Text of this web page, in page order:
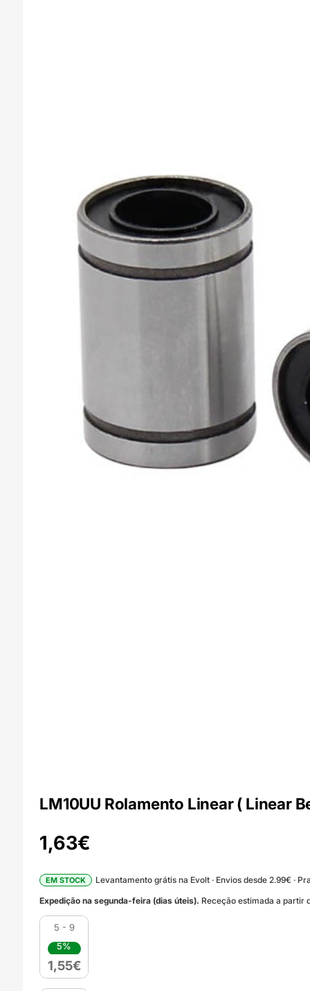
LM10UU Rolamento Linear ( Linear
1,63€
EM STOCK
Levantamento grátis na Evolt · Envios desde 2.99€ ·
Expedição na segunda-feira (dias úteis). Receção estimada a partir
5 - 9
5%
1,55€